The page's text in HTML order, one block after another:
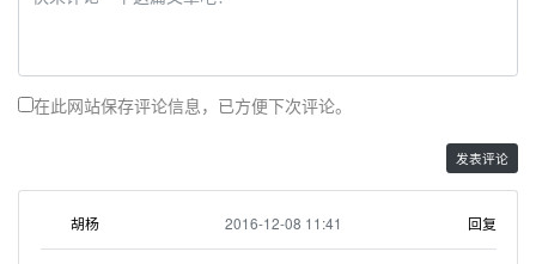
在此网站保存评论信息，已方便下次评论。
胡杨 2016-12-08 11:41 回复